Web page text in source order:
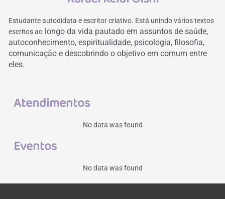
Estudante autodidata e escritor criativo. Está unindo vários textos
escritos ao longo da vida pautado em assuntos de saúde,
autoconhecimento, espiritualidade, psicologia, filosofia,
comunicação e descobrindo o objetivo em comum entre
eles.
Atendimentos
No data was found
Eventos
No data was found